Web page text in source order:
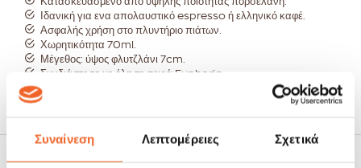
Συναίνεση Λεπτομέρειες Σχετικά
Ιδανική για ενα απολαυστικό espresso ή ελληνικό καφέ.
Ασφαλής χρήση στο πλυντήριο πιάτων.
Χωρητικότητα 70ml.
Μέγεθος: ύψος φλυτζλάνι 7cm.
Συνδιάστε το με όλη τη σειρά Euphoria